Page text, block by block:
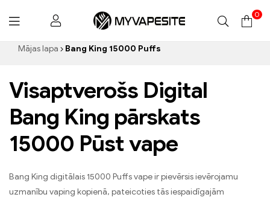
Myvapesite.de
0
Mājas lapa Bang King 15000 Puffs
Visaptverošs Digital
Bang King pārskats
15000 Pūst vape
Bang King digitālais 15000 Puffs vape ir pievērsis ievērojamu
uzmanību vaping kopienā, pateicoties tās iespaidīgajām